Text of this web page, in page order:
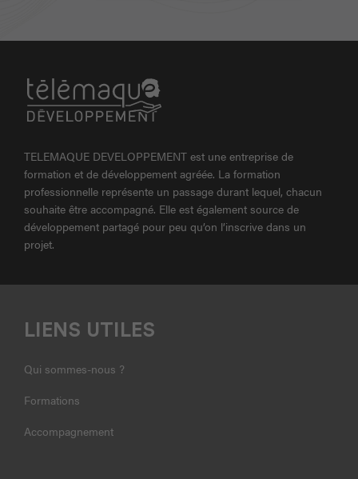
TELEMAQUE DEVELOPPEMENT est une entreprise de
formation et de développement agréée. La formation
professionnelle représente un passage durant lequel, chacun
souhaite être accompagné. Elle est également source de
développement partagé pour peu qu’on l’inscrive dans un
projet.
LIENS UTILES
Qui sommes-nous ?
Formations
Accompagnement